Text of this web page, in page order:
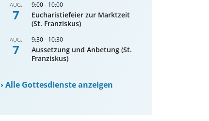
AUG.
7
9:00- 10:00
Eucharistiefeier zur Marktzeit
(St. Franziskus)
AUG.
7
9:30- 10:30
Aussetzung und Anbetung (St.
Franziskus)
›Alle Gottesdienste anzeigen